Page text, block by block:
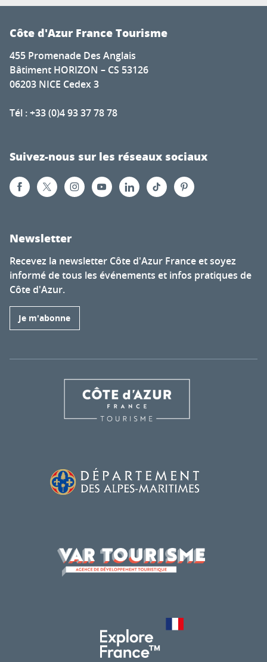
Côte d'Azur France Tourisme
455 Promenade Des Anglais
Bâtiment HORIZON – CS 53126
06203 NICE Cedex 3
Tél : +33 (0)4 93 37 78 78
Suivez-nous sur les réseaux sociaux
Newsletter
Recevez la newsletter Côte d'Azur France et soyez
informé de tous les événements et infos pratiques de
Côte d'Azur.
Je m'abonne